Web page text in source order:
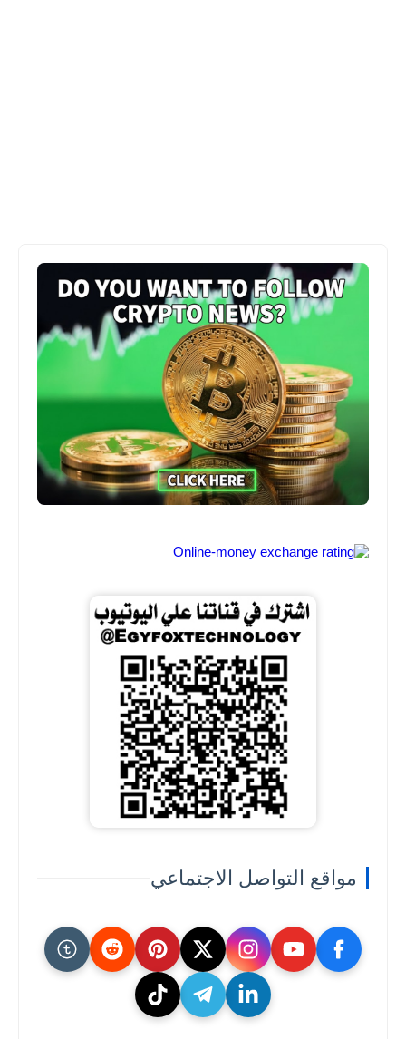
مواقع التواصل الاجتماعي